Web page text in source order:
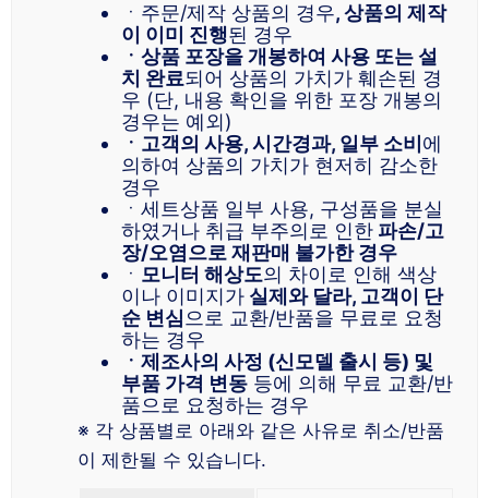
ㆍ주문/제작 상품의 경우, 상품의 제작
이 이미 진행된 경우
ㆍ상품 포장을 개봉하여 사용 또는 설
치 완료되어 상품의 가치가 훼손된 경
우 (단, 내용 확인을 위한 포장 개봉의
경우는 예외)
ㆍ고객의 사용, 시간경과, 일부 소비 에
의하여 상품의 가치가 현저히 감소한
경우
ㆍ세트상품 일부 사용, 구성품을 분실
하였거나 취급 부주의로 인한 파손/고
장/오염으로 재판매 불가한 경우
ㆍ 모니터 해상도의 차이로 인해 색상
이나 이미지가 실제와 달라, 고객이 단
순 변심으로 교환/반품을 무료로 요청
하는 경우
ㆍ제조사의 사정 (신모델 출시 등) 및
부품 가격 변동 등에 의해 무료 교환/반
품으로 요청하는 경우
※ 각 상품별로 아래와 같은 사유로 취소/반품
이 제한될 수 있습니다.